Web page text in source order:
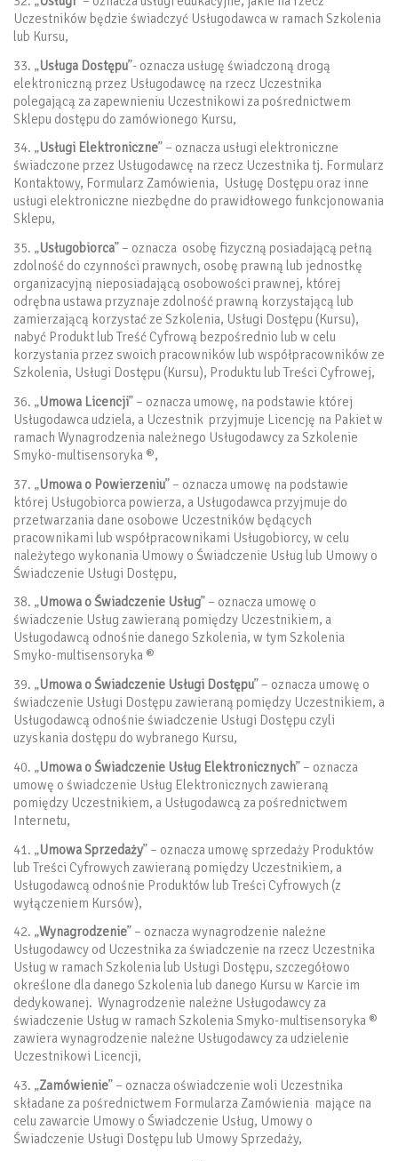
Uczestników będzie świadczyć Usługodawca w ramach Szkolenia
lub Kursu,
33. „Usługa Dostępu”- oznacza usługę świadczoną drogą
elektroniczną przez Usługodawcę na rzecz Uczestnika
polegającą za zapewnieniu Uczestnikowi za pośrednictwem
Sklepu dostępu do zamówionego Kursu,
34. „Usługi Elektroniczne” – oznacza usługi elektroniczne
świadczone przez Usługodawcę na rzecz Uczestnika tj. Formularz
Kontaktowy, Formularz Zamówienia, Usługę Dostępu oraz inne
usługi elektroniczne niezbędne do prawidłowego funkcjonowania
Sklepu,
35. „Usługobiorca” – oznacza osobę fizyczną posiadającą pełną
zdolność do czynności prawnych, osobę prawną lub jednostkę
organizacyjną nieposiadającą osobowości prawnej, której
odrębna ustawa przyznaje zdolność prawną korzystającą lub
zamierzającą korzystać ze Szkolenia, Usługi Dostępu (Kursu),
nabyć Produkt lub Treść Cyfrową bezpośrednio lub w celu
korzystania przez swoich pracowników lub współpracowników ze
Szkolenia, Usługi Dostępu (Kursu), Produktu lub Treści Cyfrowej,
36. „Umowa Licencji” – oznacza umowę, na podstawie której
Usługodawca udziela, a Uczestnik przyjmuje Licencję na Pakiet w
ramach Wynagrodzenia należnego Usługodawcy za Szkolenie
Smyko-multisensoryka ®,
37. „Umowa o Powierzeniu” – oznacza umowę na podstawie
której Usługobiorca powierza, a Usługodawca przyjmuje do
przetwarzania dane osobowe Uczestników będących
pracownikami lub współpracownikami Usługobiorcy, w celu
należytego wykonania Umowy o Świadczenie Usług lub Umowy o
Świadczenie Usługi Dostępu,
38. „Umowa o Świadczenie Usług” – oznacza umowę o
świadczenie Usług zawieraną pomiędzy Uczestnikiem, a
Usługodawcą odnośnie danego Szkolenia, w tym Szkolenia
Smyko-multisensoryka ®
39. „Umowa o Świadczenie Usługi Dostępu” – oznacza umowę o
świadczenie Usługi Dostępu zawieraną pomiędzy Uczestnikiem, a
Usługodawcą odnośnie świadczenie Usługi Dostępu czyli
uzyskania dostępu do wybranego Kursu,
40. „Umowa o Świadczenie Usług Elektronicznych” – oznacza
umowę o świadczenie Usług Elektronicznych zawieraną
pomiędzy Uczestnikiem, a Usługodawcą za pośrednictwem
Internetu,
41. „Umowa Sprzedaży” – oznacza umowę sprzedaży Produktów
lub Treści Cyfrowych zawieraną pomiędzy Uczestnikiem, a
Usługodawcą odnośnie Produktów lub Treści Cyfrowych (z
wyłączeniem Kursów),
42. „Wynagrodzenie” – oznacza wynagrodzenie należne
Usługodawcy od Uczestnika za świadczenie na rzecz Uczestnika
Usług w ramach Szkolenia lub Usługi Dostępu, szczegółowo
określone dla danego Szkolenia lub danego Kursu w Karcie im
dedykowanej. Wynagrodzenie należne Usługodawcy za
świadczenie Usług w ramach Szkolenia Smyko-multisensoryka ®
zawiera wynagrodzenie należne Usługodawcy za udzielenie
Uczestnikowi Licencji,
43. „Zamówienie” – oznacza oświadczenie woli Uczestnika
składane za pośrednictwem Formularza Zamówienia mające na
celu zawarcie Umowy o Świadczenie Usług, Umowy o
Świadczenie Usługi Dostępu lub Umowy Sprzedaży,